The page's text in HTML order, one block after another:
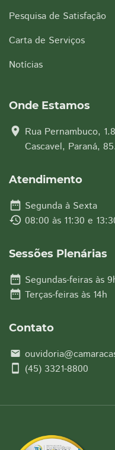
Pesquisa de Satisfação
Carta de Serviços
Notícias
Onde Estamos
location_on Rua Pernambuco,
Cascavel, Paraná,
Atendimento
date_range Segunda à Sexta
history 08:00 às 11:30 e
Sessões Plenárias
date_range Segundas-feiras às
date_range Terças-feiras às 14h
Contato
email
smartphone (45) 3321-8800